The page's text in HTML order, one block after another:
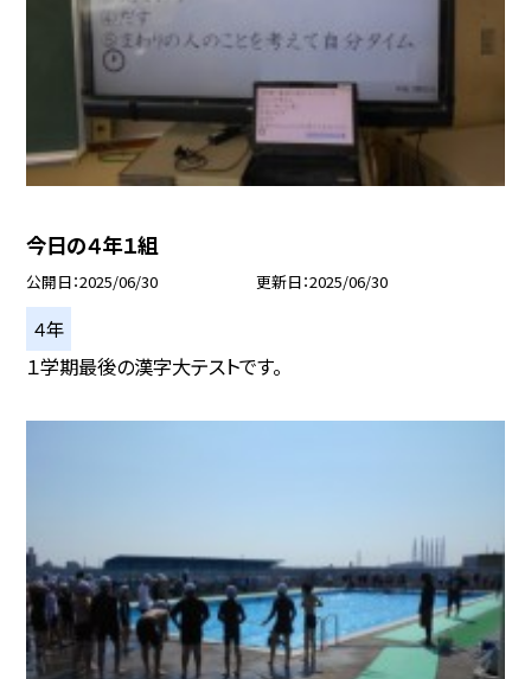
今日の４年１組
公開日 2025/06/30 更新日 2025/06/30
４年
１学期最後の漢字大テストです。